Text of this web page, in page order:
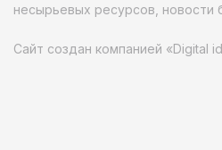
несырьевых ресурсов, новости
Сайт создан компанией «Digital